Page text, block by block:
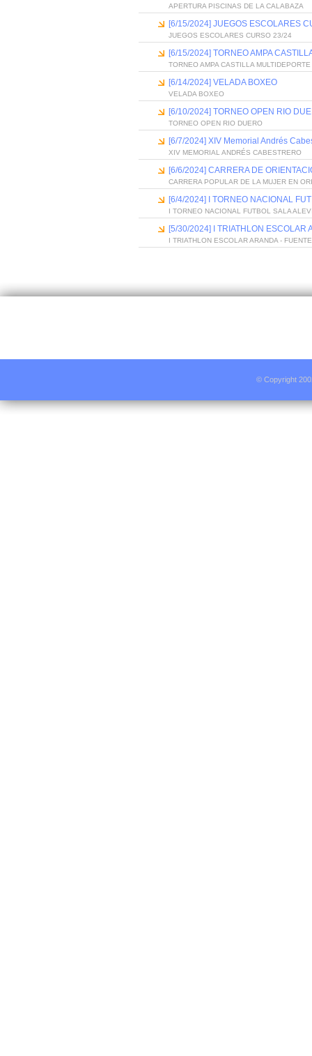
APERTURA PISCINAS DE LA CALABAZA
[6/15/2024] JUEGOS ESCOLARES
JUEGOS ESCOLARES CURSO 23/24
[6/15/2024] TORNEO AMPA
TORNEO AMPA CASTILLA MULTIDEPORTE
[6/14/2024] VELADA BOXEO
VELADA BOXEO
[6/10/2024] TORNEO OPEN RIO
TORNEO OPEN RIO DUERO
[6/7/2024] XIV Memorial Andrés
XIV MEMORIAL ANDRÉS CABESTRERO
[6/6/2024] CARRERA DE
CARRERA POPULAR DE LA MUJER EN
[6/4/2024] I TORNEO NACIONAL
I TORNEO NACIONAL FUTBOL SALA
[5/30/2024] I TRIATHLON ESCOLAR
I TRIATHLON ESCOLAR ARANDA -
© Copyright